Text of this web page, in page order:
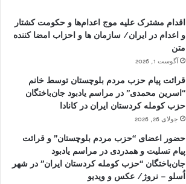
اقدام مشترک علیه موج اعدام‌ها و حکومت کشتار
و اعدام در ایران/ سازمان ها و احزاب امضا کننده
متن
آگوست 1, 2026
قرائت پیام حزب مردم بلوچستان توسط خانم
“اسرین محمدی” در مراسم یادبود جان‌باختگان
حزب کومله کردستان ایران در کانادا
جولای 26, 2026
حضور اعضای “حزب مردم بلوچستان” و قرائت
پیام تسلیت و همدردی در مراسم یادبود
جان‌باختگان “حزب کومله کردستان ایران” در شهر
اُسلو – نروژ/ عکس و ویدیو